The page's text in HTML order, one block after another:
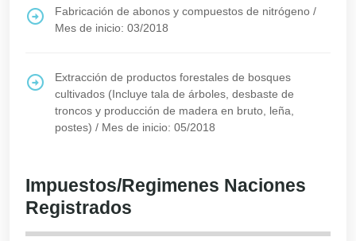
Fabricación de abonos y compuestos de nitrógeno /
Mes de inicio: 03/2018
Extracción de productos forestales de bosques
cultivados (Incluye tala de árboles, desbaste de
troncos y producción de madera en bruto, leña,
postes) / Mes de inicio: 05/2018
Impuestos/Regimenes Naciones
Registrados